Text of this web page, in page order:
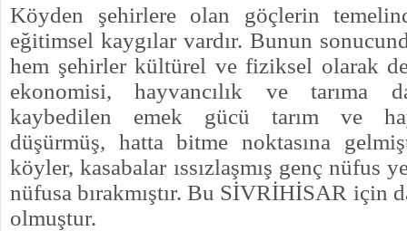
Köyden şehirlere olan göçlerin
eğitimsel kaygılar vardır. Bunun
hem şehirler kültürel ve fiziksel olarak
ekonomisi, hayvancılık ve tarıma
kaybedilen emek gücü tarım ve
düşürmüş, hatta bitme noktasına
köyler, kasabalar ıssızlaşmış genç nüfus
nüfusa bırakmıştır. Bu SİVRİHİSAR için
olmuştur.